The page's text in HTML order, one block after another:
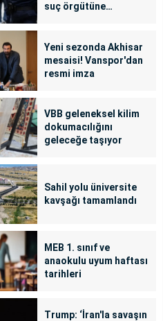
suç örgütüne
Yeni sezonda Akhisar
mesaisi! Vanspor'dan
resmi imza
VBB geleneksel kilim
dokumacılığını
geleceğe taşıyor
Sahil yolu üniversite
kavşağı tamamlandı
MEB 1. sınıf ve
anaokulu uyum haftası
tarihleri
Trump: ‘İran'la savaşın